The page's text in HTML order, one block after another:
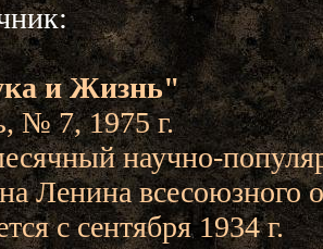
и Жизнь"
№ 7, 1975 г.
научно-
Ленина всесоюзного
с сентября 1934 г.